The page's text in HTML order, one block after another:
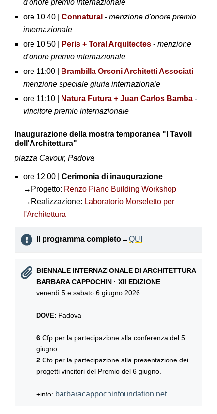
d'onore premio internazionale
ore 10:40 |
Connatural - menzione d'onore premio
internazionale
ore 10:50 |
Peris + Toral Arquitectes- menzione
d'onore premio internazionale
ore 11:00 |
Brambilla Orsoni Architetti Associati -
menzione speciale giuria internazionale
ore 11:10 |
Natura Futura + Juan Carlos Bamba-
vincitore premio internazionale
Inaugurazione della mostra temporanea "I Tavoli
dell'Architettura"
piazza Cavour, Padova
ore 12:00 | Cerimonia di inaugurazione
→Progetto: Renzo Piano Building Workshop
→Realizzazione: Laboratorio Morseletto per
l'Architettura
Il programma completo→QUI
BIENNALE INTERNAZIONALE DI ARCHITETTURA
BARBARA CAPPOCHIN · XII EDIZIONE
venerdì 5 e sabato 6 giugno 2026
DOVE: Padova
6 Cfp per la partecipazione alla conferenza del 5
giugno.
2 Cfo per la partecipazione alla presentazione dei
progetti vincitori del Premio del 6 giugno.
+info: barbaracappochinfoundation.net